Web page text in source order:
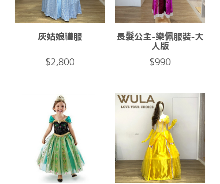
灰姑娘禮服
$2,800
長髮公主-樂佩服裝-大
人版
$990